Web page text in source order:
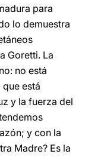
para
lo demuestra
Goretti. La
no está
está
y la fuerza del
y con la
Madre? Es la